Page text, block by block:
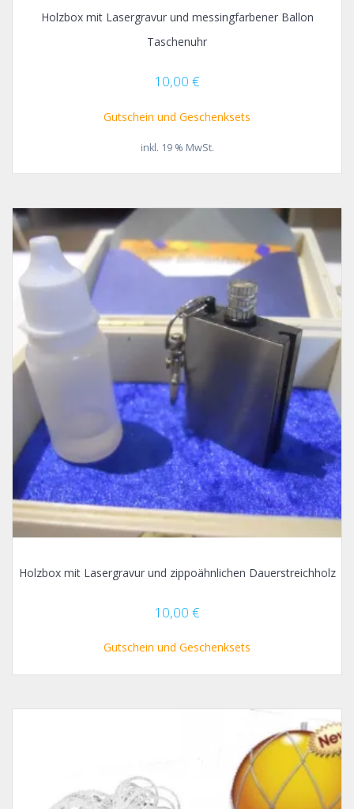
Holzbox mit Lasergravur und messingfarbener Ballon
Taschenuhr
10,00 €
Gutschein und Geschenksets
inkl. 19 % MwSt.
Holzbox mit Lasergravur und zippoähnlichen Dauerstreichholz
10,00 €
Gutschein und Geschenksets